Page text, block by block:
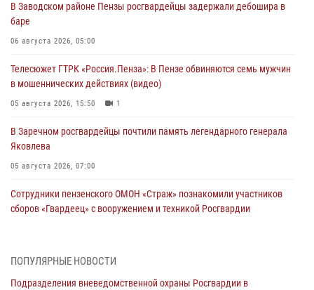
В Заводском районе Пензы росгвардейцы задержали дебошира в
баре
06 августа 2026, 05:00
Телесюжет ГТРК «Россия.Пенза»: В Пензе обвиняются семь мужчин
в мошеннических действиях (видео)
05 августа 2026, 15:50 1
В Заречном росгвардейцы почтили память легендарного генерала
Яковлева
05 августа 2026, 07:00
Сотрудники пензенского ОМОН «Страж» познакомили участников
сборов «Гвардеец» с вооружением и техникой Росгвардии
В Пензе сотрудники Росгвардии оказали помощь
ПОПУЛЯРНЫЕ НОВОСТИ
Подразделения вневедомственной охраны Росгвардии в